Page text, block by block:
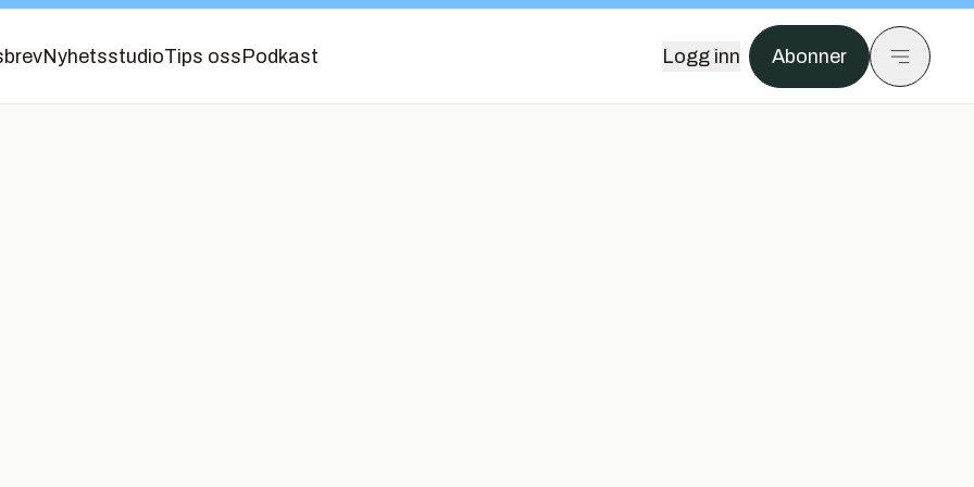
NyhetsstudioTips oss Podkast Logg inn Abonner